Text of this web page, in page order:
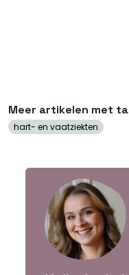
Meer artikelen met
hart- en vaatziekten